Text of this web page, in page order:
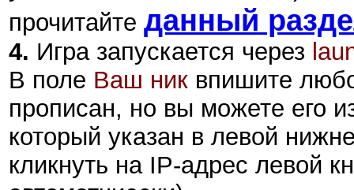
прочитайте данный
4. Игра запускается через
В поле Ваш ник впишите
прописан, но вы можете его
который указан в левой
кликнуть на IP-адрес левой